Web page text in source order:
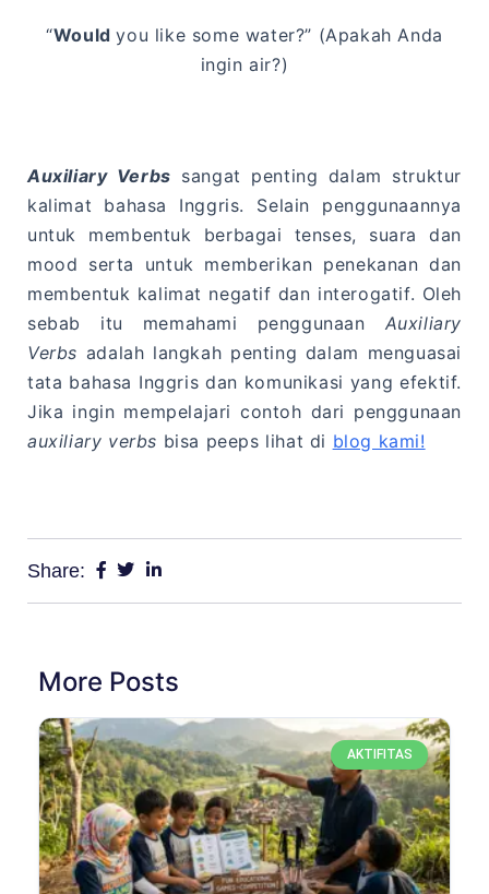
“Wouldyou like some water?” (Apakah Anda
ingin air?)
Auxiliary Verbs sangat penting dalam struktur
kalimat bahasa Inggris. Selain penggunaannya
untuk membentuk berbagai tenses, suara dan
mood serta untuk memberikan penekanan dan
membentuk kalimat negatif dan interogatif. Oleh
sebab itu memahami penggunaan Auxiliary
Verbs adalah langkah penting dalam menguasai
tata bahasa Inggris dan komunikasi yang efektif.
Jika ingin mempelajari contoh dari penggunaan
auxiliary verbs bisa peeps lihat di blog kami!
Share:
More Posts
AKTIFITAS